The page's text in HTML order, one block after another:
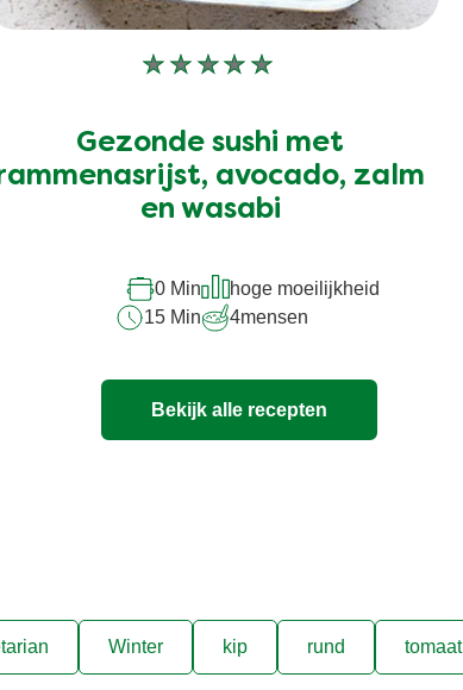
Geen
voor
deze
recipe
Gezonde sushi met
avocado, zalm
en wasabi
0 Min
hoge moeilijkheid
15 Min
4mensen
Bekijk alle recepten
Winter kip rund tomaat